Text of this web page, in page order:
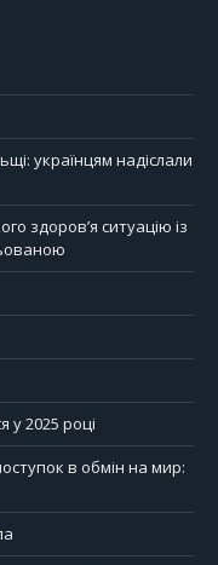
українцям надіслали
здоров’я ситуацію із
у 2025 році
в обмін на мир: